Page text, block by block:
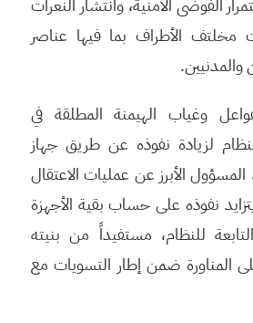
مخلتف الأطراف بما فيها عناصر
والمدنيين.
وغياب الهيمنة المطلقة في
لزيادة نفوذه عن طريق جهاز
المسؤول الأبرز عن عمليات الاعتقال
نفوذه على حساب بقية الأجهزة
للنظام، مستفيداً من بنيته
المناورة ضمن إطار التسويات مع